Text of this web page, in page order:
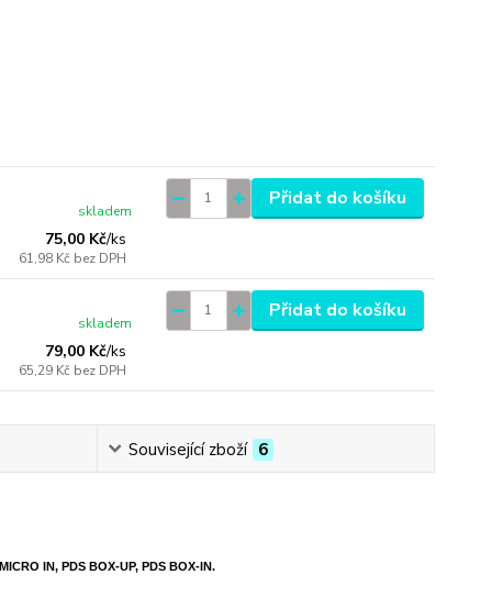
75,00 Kč/ks
61,98 Kč bez DPH
skladem
Přidat do košíku
79,00 Kč/ks
65,29 Kč bez DPH
skladem
Přidat do košíku
Související zboží 6
IN, PDS BOX-UP, PDS BOX-IN.